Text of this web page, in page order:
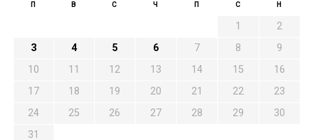
П В С Ч П С Н
1
2
3
4 5 6 7 8
9
10
11 12 13 14 15
16
17
18 19 20 21 22
23
24
25 26 27 28 29
30
31